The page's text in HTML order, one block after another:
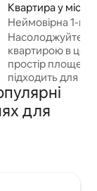
5 з 5,
Квартира у місті
Неймовірна 1-
3 особи, балкон,
квартирою в
простір площею
підходить для
1 спальня з 2
ліжко та 1 диван-
для